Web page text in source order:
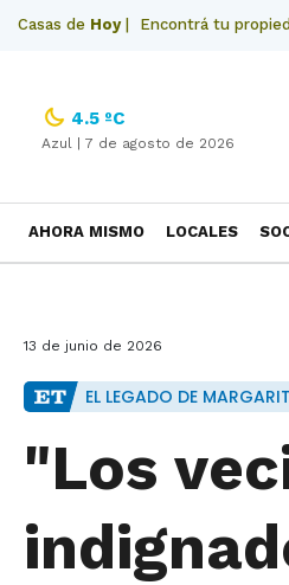
Casas de Hoy| Encontrá tu
4.5 ºC
Azul | 7 de agosto de 2026
AHORA MISMO LOCALES
13 de junio de 2026
EL LEGADO DE
"Los